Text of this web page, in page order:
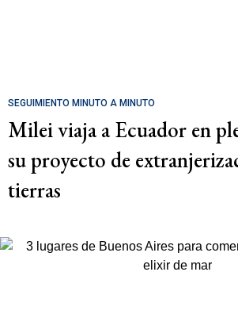
SEGUIMIENTO MINUTO A MINUTO
Milei viaja a Ecuador en
su proyecto de
tierras